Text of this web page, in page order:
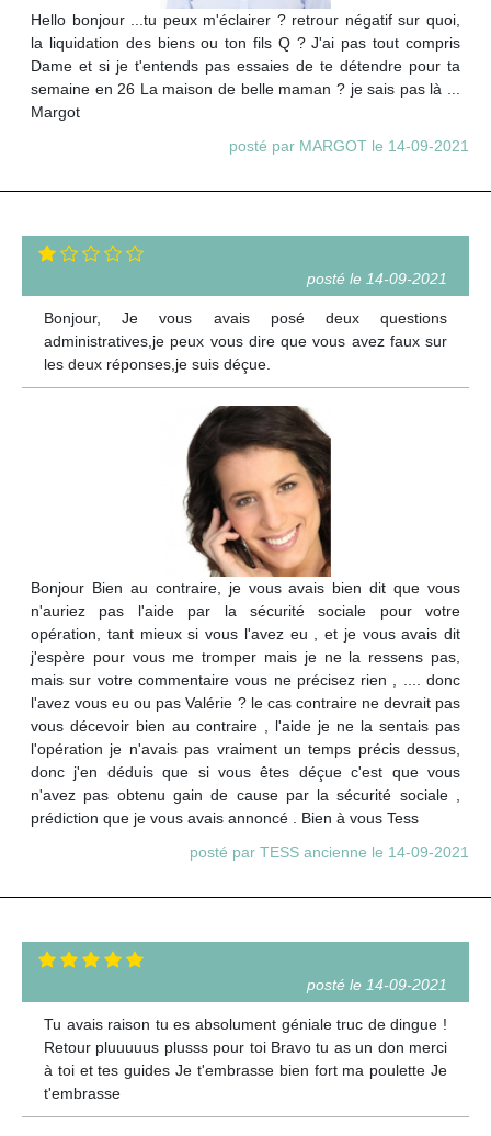
Hello bonjour ...tu peux m'éclairer ? retrour négatif sur quoi,
la liquidation des biens ou ton fils Q ? J'ai pas tout compris
Dame et si je t'entends pas essaies de te détendre pour ta
semaine en 26 La maison de belle maman ? je sais pas là ...
Margot
posté par MARGOT le 14-09-2021
posté le 14-09-2021
Bonjour, Je vous avais posé deux questions
administratives,je peux vous dire que vous avez faux sur
les deux réponses,je suis déçue.
Bonjour Bien au contraire, je vous avais bien dit que vous
n'auriez pas l'aide par la sécurité sociale pour votre
opération, tant mieux si vous l'avez eu , et je vous avais dit
j'espère pour vous me tromper mais je ne la ressens pas,
mais sur votre commentaire vous ne précisez rien , .... donc
l'avez vous eu ou pas Valérie ? le cas contraire ne devrait pas
vous décevoir bien au contraire , l'aide je ne la sentais pas
l'opération je n'avais pas vraiment un temps précis dessus,
donc j'en déduis que si vous êtes déçue c'est que vous
n'avez pas obtenu gain de cause par la sécurité sociale ,
prédiction que je vous avais annoncé . Bien à vous Tess
posté par TESS ancienne le 14-09-2021
posté le 14-09-2021
Tu avais raison tu es absolument géniale truc de dingue !
Retour pluuuuus plusss pour toi Bravo tu as un don merci
à toi et tes guides Je t'embrasse bien fort ma poulette Je
t'embrasse